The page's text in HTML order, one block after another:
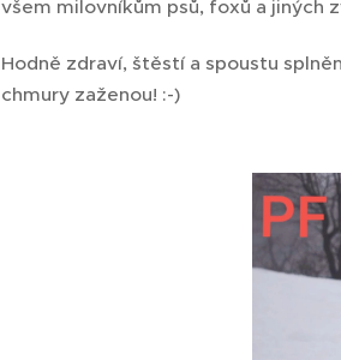
všem milovníkům psů, foxů a jiných
Hodně zdraví, štěstí a spoustu
chmury zaženou! :-)